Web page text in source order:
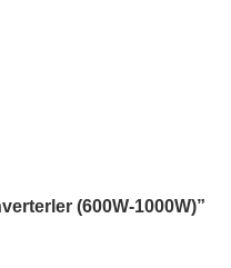
(600W-1000W)”